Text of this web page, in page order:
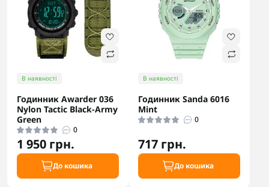
В наявності
Годинник Awarder 036
Nylon Tactic Black-Army
Green
0
1 950 грн.
До кошика
В наявності
Годинник Sanda 6016
Mint
0
717 грн.
До кошика